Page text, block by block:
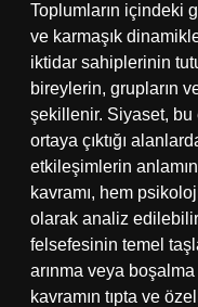
Toplumların içindeki
ve karmaşık
iktidar sahiplerinin
bireylerin, grupların
şekillenir. Siyaset,
ortaya çıktığı
etkileşimlerin
kavramı, hem
olarak analiz
felsefesinin temel
arınma veya
kavramın tıpta ve